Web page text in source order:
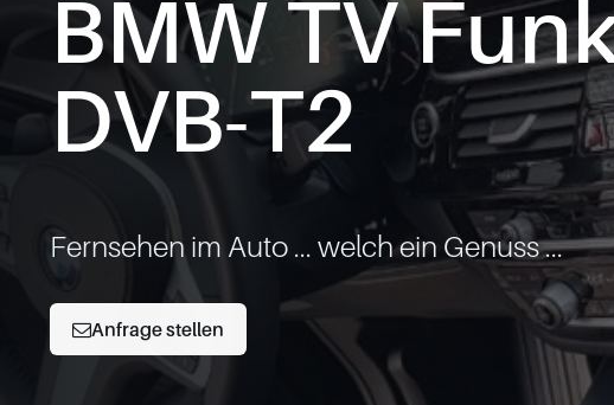
BMW TV
DVB-T2
Fernsehen im Auto ... welch ein Genuss ...
Anfrage stellen